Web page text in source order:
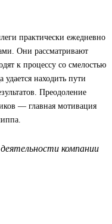
практически ежедневно
Они рассматривают
к процессу со смелостью
находить пути
Преодоление
— главная мотивация
компании